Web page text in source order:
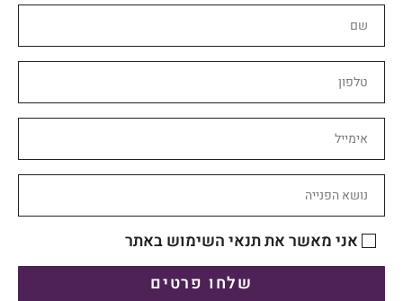
אני מאשר את תנאי השימוש באתר
שלחו פרטים